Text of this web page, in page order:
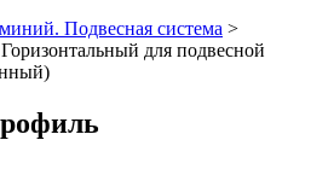
Подвесная система >
Горизонтальный для подвесной